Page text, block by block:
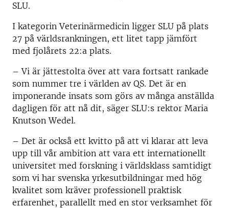
SLU.
I kategorin Veterinärmedicin ligger SLU på plats
27 på världsrankningen, ett litet tapp jämfört
med fjolårets 22:a plats.
– Vi är jättestolta över att vara fortsatt rankade
som nummer tre i världen av QS. Det är en
imponerande insats som görs av många anställda
dagligen för att nå dit, säger SLU:s rektor Maria
Knutson Wedel.
– Det är också ett kvitto på att vi klarar att leva
upp till vår ambition att vara ett internationellt
universitet med forskning i världsklass samtidigt
som vi har svenska yrkesutbildningar med hög
kvalitet som kräver professionell praktisk
erfarenhet, parallellt med en stor verksamhet för